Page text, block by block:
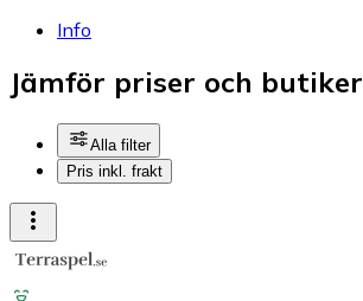
Info
Jämför priser och butiker
Alla filter
Pris inkl. frakt